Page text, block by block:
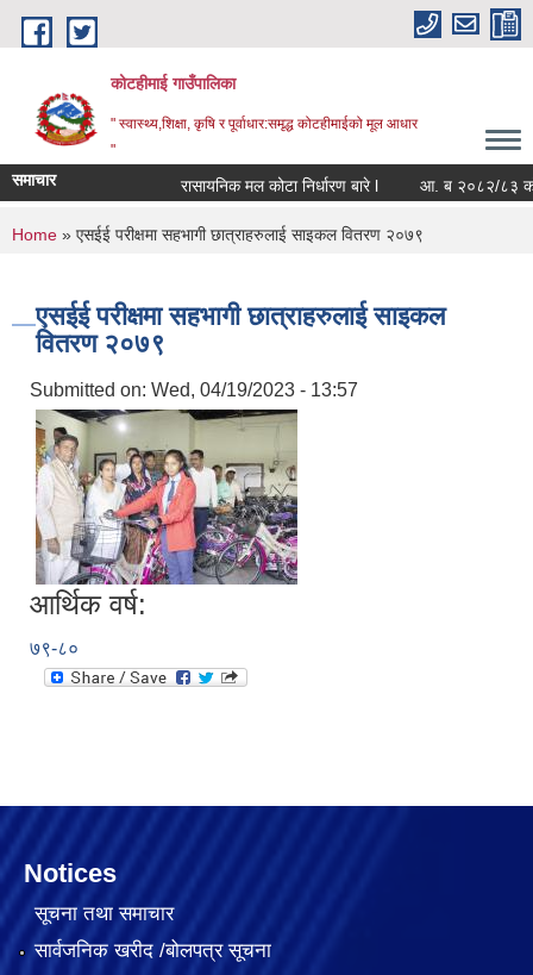
Skip to main content
कोटहीमाई गाउँपालिका
" स्वास्थ्य,शिक्षा, कृषि र पूर्वाधार:समृद्ध कोटहीमाईको मूल आधार
"
समाचार रासायनिक मल कोटा निर्धारण बारे l आ. ब २०८२/८३ को
You are here
Home » एसईई परीक्षमा सहभागी छात्राहरुलाई साइकल वितरण २०७९
एसईई परीक्षमा सहभागी छात्राहरुलाई साइकल
वितरण २०७९
Submitted on: Wed, 04/19/2023 - 13:57
आर्थिक वर्ष:
७९-८०
Notices
सूचना तथा समाचार
सार्वजनिक खरीद /बोलपत्र सूचना